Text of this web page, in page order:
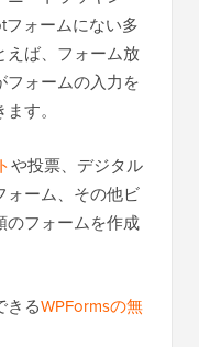
ォームにない多
えば、フォーム放
フォームの入力を
す。
や投票、デジタル
ォーム、その他ビ
のフォームを作成
きるWPFormsの無